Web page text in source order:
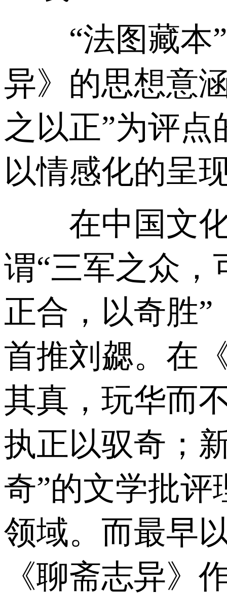
“法图藏本”
异》的思想意
之以正”为评
以情感化的呈
在中国文化
谓“三军之众，
正合，以奇胜”
首推刘勰。在
其真，玩华而
执正以驭奇；
奇”的文学批评
领域。而最早
《聊斋志异》